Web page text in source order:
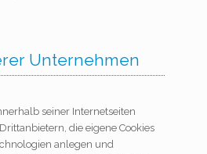
Unternehmen
seiner Internetseiten
die eigene Cookies
anlegen und